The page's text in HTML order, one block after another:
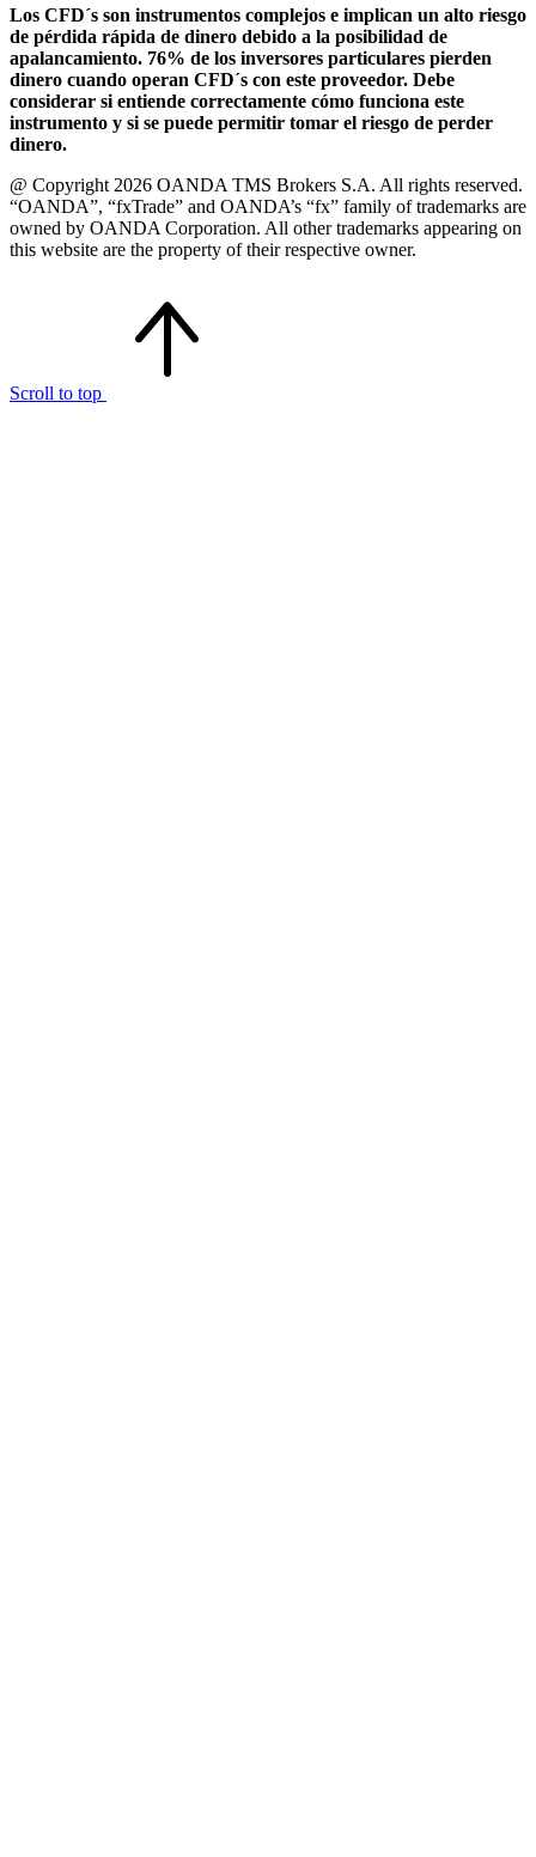
Los CFD´s son instrumentos complejos e implican un alto riesgo
de pérdida rápida de dinero debido a la posibilidad de
apalancamiento. 76% de los inversores particulares pierden
dinero cuando operan CFD´s con este proveedor. Debe
considerar si entiende correctamente cómo funciona este
instrumento y si se puede permitir tomar el riesgo de perder
dinero.
@ Copyright 2026 OANDA TMS Brokers S.A. All rights reserved.
“OANDA”, “fxTrade” and OANDA’s “fx” family of trademarks are
owned by OANDA Corporation. All other trademarks appearing on
this website are the property of their respective owner.
Scroll to top